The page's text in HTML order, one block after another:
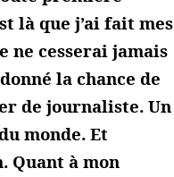
là que j’ai fait mes
ne cesserai jamais
la chance de
de journaliste. Un
monde. Et
Quant à mon